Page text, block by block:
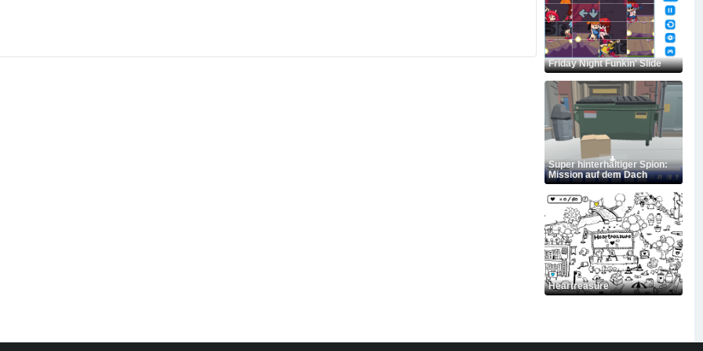
Friday Night Funkin' Slide
Super hinterhältiger Spion:
Mission auf dem Dach
Heartreasure